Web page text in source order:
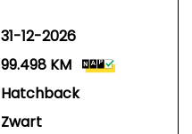
31-12-2026
99.498 KM
Hatchback
Zwart